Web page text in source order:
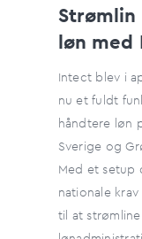
Strømlin
løn med
Intect blev i
nu et fuldt
håndtere løn
Sverige og
Med et setup
nationale
til at